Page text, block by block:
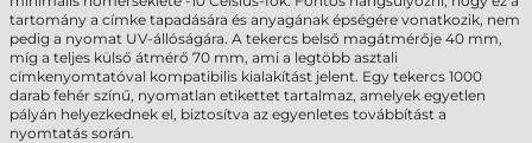
tartomány a címke tapadására és anyagának épségére vonatkozik, nem
pedig a nyomat UV-állóságára. A tekercs belső magátmérője 40 mm,
míg a teljes külső átmérő 70 mm, ami a legtöbb asztali
címkenyomtatóval kompatibilis kialakítást jelent. Egy tekercs 1000
darab fehér színű, nyomatlan etikettet tartalmaz, amelyek egyetlen
pályán helyezkednek el, biztosítva az egyenletes továbbítást a
nyomtatás során.